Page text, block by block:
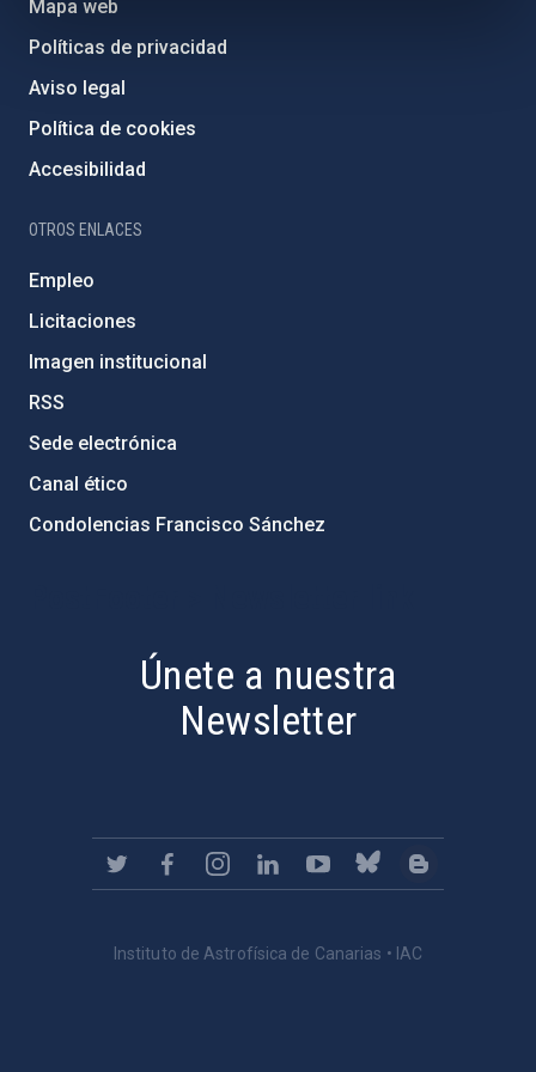
Mapa web
Políticas de privacidad
Aviso legal
Política de cookies
Accesibilidad
OTROS ENLACES
Empleo
Licitaciones
Imagen institucional
RSS
Sede electrónica
Canal ético
Condolencias Francisco Sánchez
Únete a nuestra
Newsletter
Instituto de Astrofísica de Canarias • IAC